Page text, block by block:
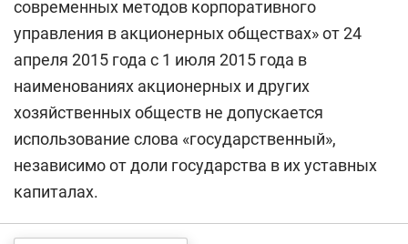
современных методов корпоративного
управления в акционерных обществах» от 24
апреля 2015 года с 1 июля 2015 года в
наименованиях акционерных и других
хозяйственных обществ не допускается
использование слова «государственный»,
независимо от доли государства в их уставных
капиталах.